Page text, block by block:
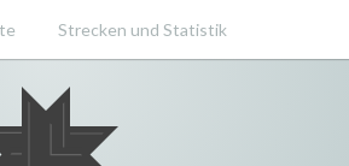
Strecken und Statistik